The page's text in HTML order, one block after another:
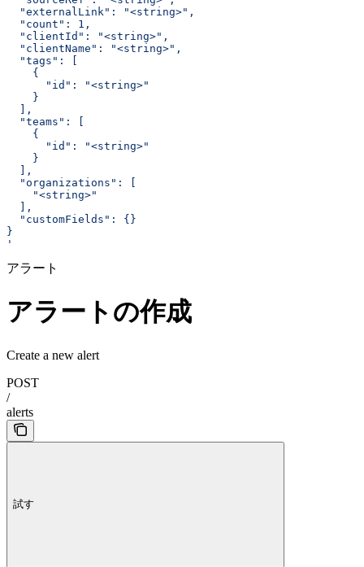
  "externalLink": "<string>",
  "count": 1,
  "clientId": "<string>",
  "clientName": "<string>",
  "tags": [
    {
      "id": "<string>"
    }
  ],
  "teams": [
    {
      "id": "<string>"
    }
  ],
  "organizations": [
    "<string>"
  ],
  "customFields": {}
}
'
アラート
アラートの作成
Create a new alert
POST
/
alerts
試す